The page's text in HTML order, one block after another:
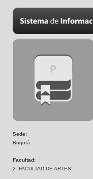
Sede:
Bogotá
Facultad:
2- FACULTAD DE ARTES